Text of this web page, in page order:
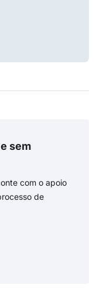
sem
com o apoio
de